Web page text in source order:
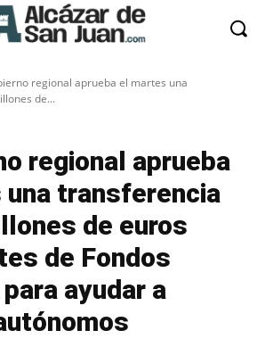
regional aprueba el martes una
de...
regional aprueba
transferencia
de euros
de Fondos
ayudar a